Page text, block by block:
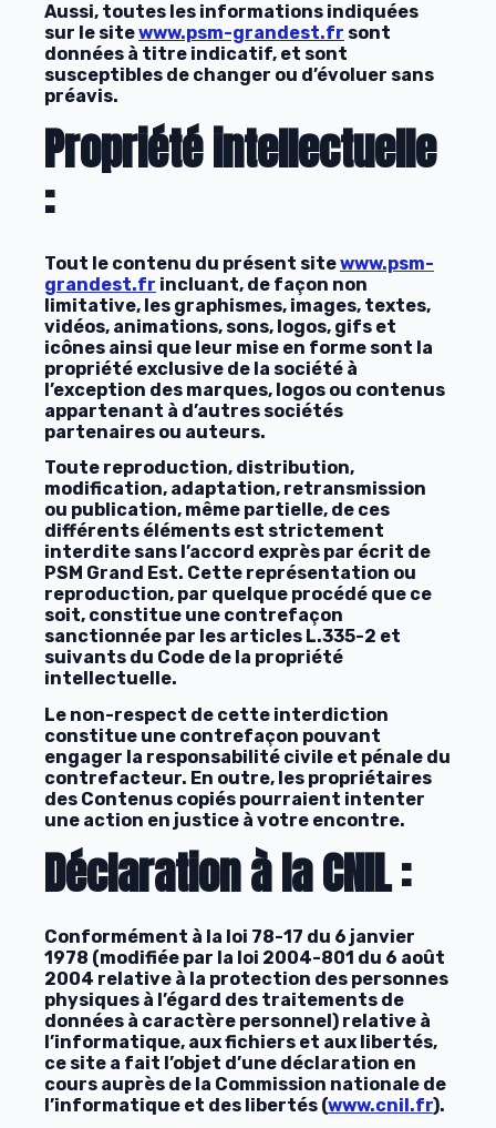
Aussi, toutes les informations indiquées
sur le sitewww.psm-grandest.fr sont
données à titre indicatif, et sont
susceptibles de changer ou d’évoluer sans
préavis.
Propriété intellectuelle
:
Tout le contenu du présent sitewww.psm-
grandest.fr incluant, de façon non
limitative, les graphismes, images, textes,
vidéos, animations, sons, logos, gifs et
icônes ainsi que leur mise en forme sont la
propriété exclusive de la société à
l’exception des marques, logos ou contenus
appartenant à d’autres sociétés
partenaires ou auteurs.
Toute reproduction, distribution,
modification, adaptation, retransmission
ou publication, même partielle, de ces
différents éléments est strictement
interdite sans l’accord exprès par écrit de
PSM Grand Est. Cette représentation ou
reproduction, par quelque procédé que ce
soit, constitue une contrefaçon
sanctionnée par les articles L.335-2 et
suivants du Code de la propriété
intellectuelle.
Le non-respect de cette interdiction
constitue une contrefaçon pouvant
engager la responsabilité civile et pénale du
contrefacteur. En outre, les propriétaires
des Contenus copiés pourraient intenter
une action en justice à votre encontre.
Déclaration à la CNIL :
Conformément à la loi 78-17 du 6 janvier
1978 (modifiée par la loi 2004-801 du 6 août
2004 relative à la protection des personnes
physiques à l’égard des traitements de
données à caractère personnel) relative à
l’informatique, aux fichiers et aux libertés,
ce site a fait l’objet d’une déclaration en
cours auprès de la Commission nationale de
l’informatique et des libertés (www.cnil.fr).